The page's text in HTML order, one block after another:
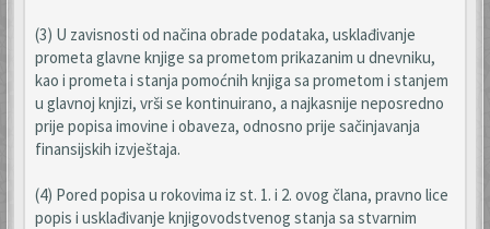
(3) U zavisnosti od načina obrade podataka, usklađivanje
prometa glavne knjige sa prometom prikazanim u dnevniku,
kao i prometa i stanja pomoćnih knjiga sa prometom i stanjem
u glavnoj knjizi, vrši se kontinuirano, a najkasnije neposredno
prije popisa imovine i obaveza, odnosno prije sačinjavanja
finansijskih izvještaja.
(4) Pored popisa u rokovima iz st. 1. i 2. ovog člana, pravno lice
popis i usklađivanje knjigovodstvenog stanja sa stvarnim